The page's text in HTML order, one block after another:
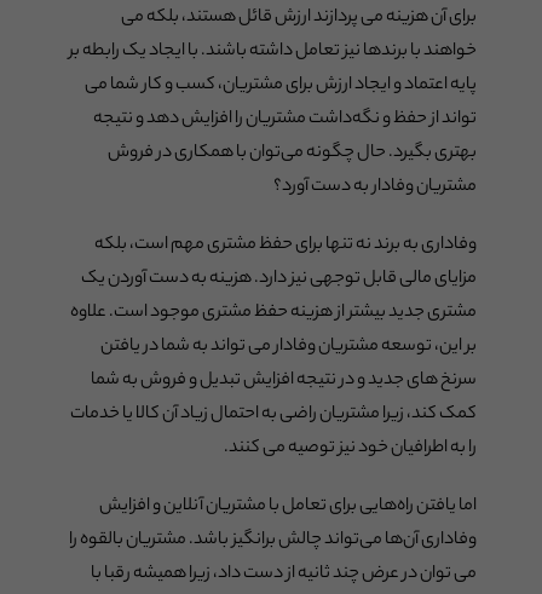
برای آن هزینه می پردازند ارزش قائل هستند، بلکه می
خواهند با برندها نیز تعامل داشته باشند. با ایجاد یک رابطه بر
پایه اعتماد و ایجاد ارزش برای مشتریان، کسب و کار شما می
تواند از حفظ و نگه‌داشت مشتریان را افزایش دهد و نتیجه
بهتری بگیرد. حال چگونه می‌توان با همکاری در فروش
مشتریان وفادار به دست آورد؟
وفاداری به برند نه تنها برای حفظ مشتری مهم است، بلکه
مزایای مالی قابل توجهی نیز دارد. هزینه به دست آوردن یک
مشتری جدید بیشتر از هزینه حفظ مشتری موجود است. علاوه
بر این، توسعه مشتریان وفادار می تواند به شما در یافتن
سرنخ های جدید و در نتیجه افزایش تبدیل و فروش به شما
کمک کند، زیرا مشتریان راضی به احتمال زیاد آن کالا یا خدمات
را به اطرافیان خود نیز توصیه می کنند.
اما یافتن راه‌هایی برای تعامل با مشتریان آنلاین و افزایش
وفاداری آن‌ها می‌تواند چالش برانگیز باشد. مشتریان بالقوه را
می توان در عرض چند ثانیه از دست داد، زیرا همیشه رقبا با